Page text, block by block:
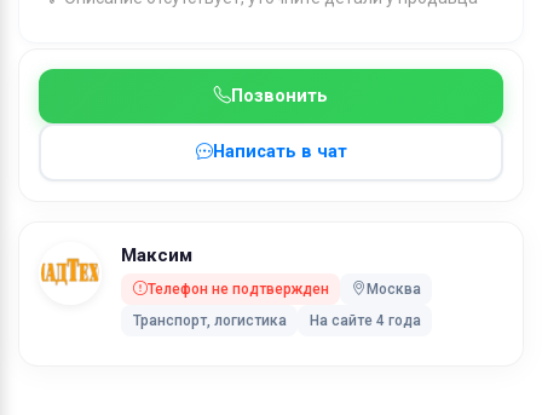
Позвонить
Написать в чат
Максим
Телефон не подтвержден
Москва
Транспорт, логистика
На сайте 4 года